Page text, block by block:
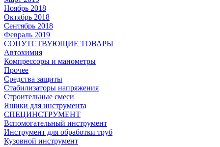
Ноябрь 2018
Октябрь 2018
Сентябрь 2018
Февраль 2019
СОПУТСТВУЮЩИЕ ТОВАРЫ
Автохимия
Компрессоры и манометры
Прочее
Средства защиты
Стабилизаторы напряжения
Строительные смеси
Ящики для инструмента
СПЕЦИНСТРУМЕНТ
Вспомогательный инструмент
Инструмент для обработки труб
Кузовной инструмент